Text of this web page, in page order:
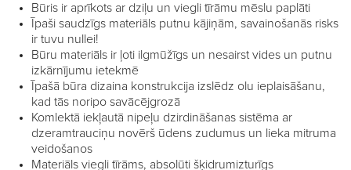
Būris ir aprīkots ar dziļu un viegli tīrāmu mēslu paplāti
Īpaši saudzīgs materiāls putnu kājiņām, savainošanās risks
ir tuvu nullei!
Būru materiāls ir ļoti ilgmūžīgs un nesairst vides un putnu
izkārnījumu ietekmē
Īpašā būra dizaina konstrukcija izslēdz olu ieplaisāšanu,
kad tās noripo savācējgrozā
Komlektā iekļautā nipeļu dzirdināšanas sistēma ar
dzeramtrauciņu novērš ūdens zudumus un lieka mitruma
veidošanos
Materiāls viegli tīrāms, absolūti šķidrumizturīgs